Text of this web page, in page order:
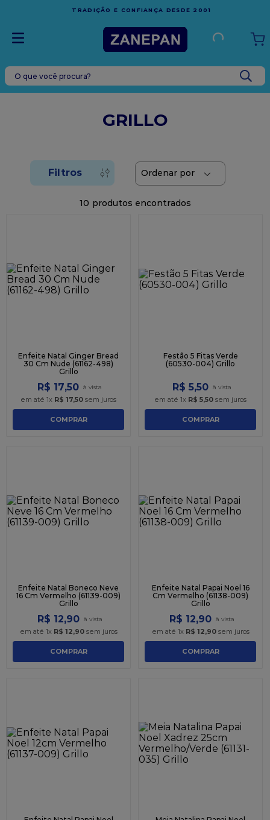
FRETE GRÁTIS
ESPÍRITO SANTO
O que você procura?
GRILLO
10
Enfeite Natal Ginger Bread
30 Cm Nude (61162-498)
Grillo
R$ 17,50
em até 1x R$ 17,50 sem juros
COMPRAR
Festão 5 Fitas Verde
(60530-004) Grillo
R$ 5,50
em até 1x R$ 5,50 sem juros
COMPRAR
Enfeite Natal Boneco Neve
16 Cm Vermelho (61139-009)
Grillo
R$ 12,90
em até 1x R$ 12,90sem juros
COMPRAR
Enfeite Natal Papai Noel 16
Cm Vermelho (61138-009)
Grillo
R$ 12,90
em até 1x R$ 12,90sem juros
COMPRAR
TERMOS MAIS BUSCADOS
vela
bala
9º
caixa kraft
10º chocolate